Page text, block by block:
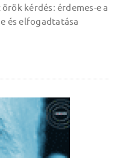
kérdés: érdemes-e a
és elfogadtatása